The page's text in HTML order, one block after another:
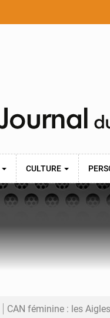
CULTURE
CAN féminine : les